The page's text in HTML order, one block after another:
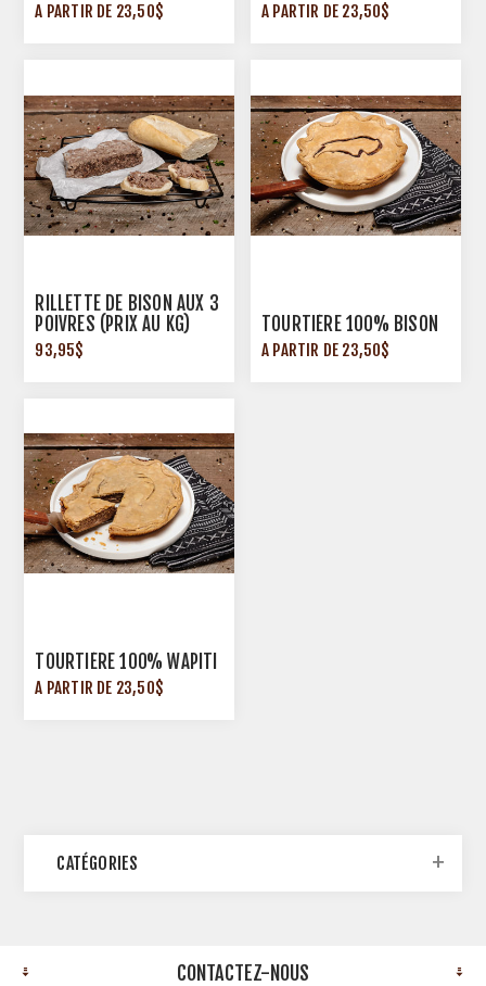
A PARTIR DE 23,50$ A PARTIR DE 23,50$
RILLETTE DE BISON AUX 3
POIVRES (PRIX AU KG)
93,95$
TOURTIÈRE 100% BISON
A PARTIR DE 23,50$
TOURTIÈRE 100% WAPITI
A PARTIR DE 23,50$
CATÉGORIES
CONTACTEZ-NOUS